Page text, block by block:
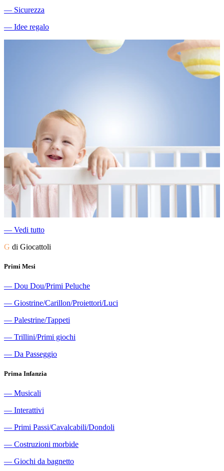
― Sicurezza
― Idee regalo
― Vedi tutto
G di Giocattoli
Primi Mesi
― Dou Dou/Primi Peluche
― Giostrine/Carillon/Proiettori/Luci
― Palestrine/Tappeti
― Trillini/Primi giochi
― Da Passeggio
Prima Infanzia
― Musicali
― Interattivi
― Primi Passi/Cavalcabili/Dondoli
― Costruzioni morbide
― Giochi da bagnetto